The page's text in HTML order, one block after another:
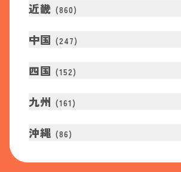
近畿 (860)
中国 (247)
四国 (152)
九州 (161 )
沖縄 (86)